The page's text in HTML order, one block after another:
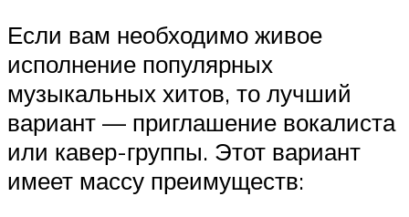
Если вам необходимо живое
исполнение популярных
музыкальных хитов, то лучший
вариант — приглашение вокалиста
или кавер-группы. Этот вариант
имеет массу преимуществ: